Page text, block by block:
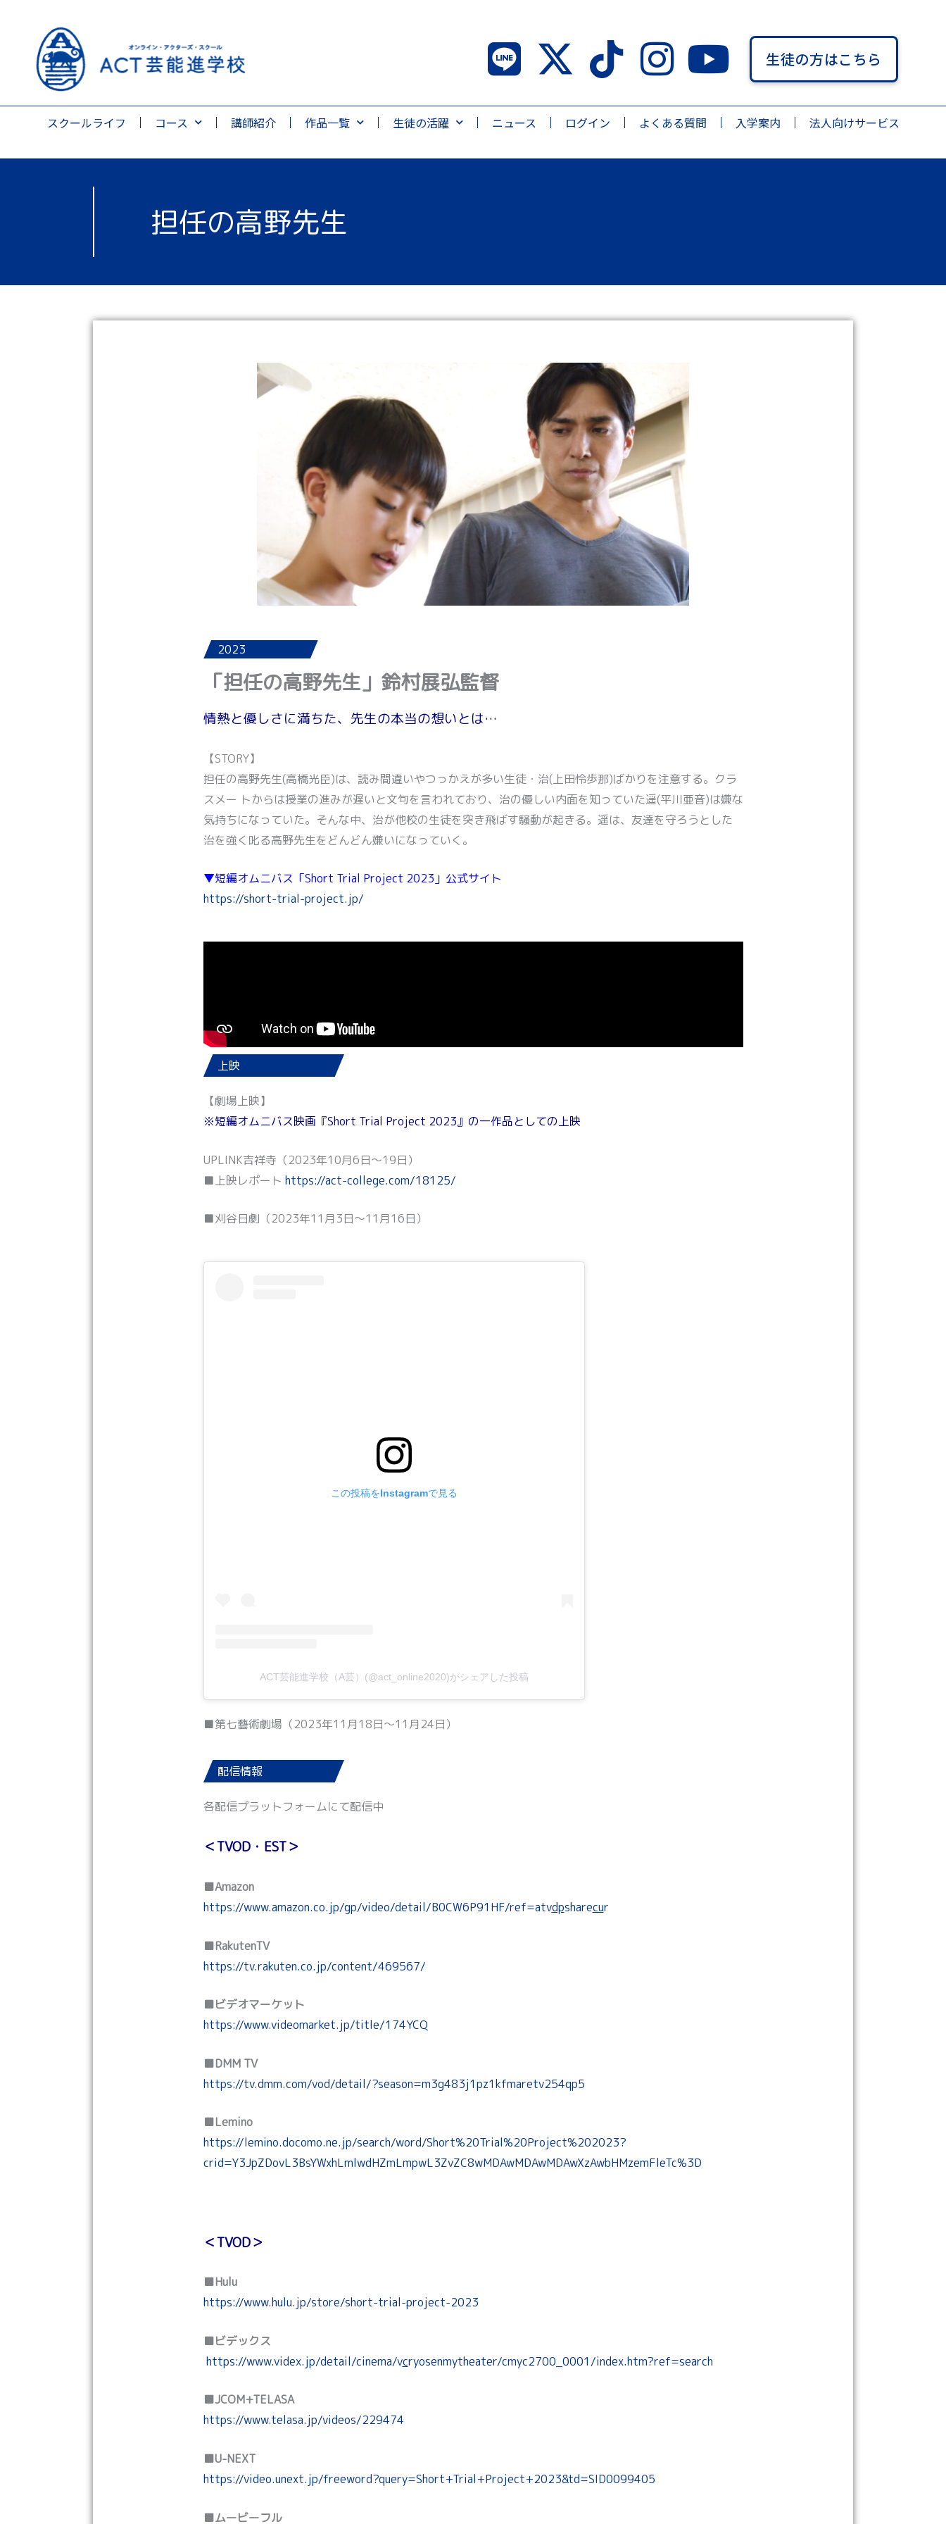
生徒の方はこちら
スクールライフ コース 講師紹介 作品一覧 生徒の活躍 ニュース ログイン よくある質問 入学案内 法人向けサービス
担任の高野先生
2023
「担任の高野先生」鈴村展弘監督
情熱と優しさに満ちた、先生の本当の想いとは…
【STORY】
担任の高野先生(高橋光臣)は、読み間違いやつっかえが多い生徒・治(上田怜歩那)ばかりを注意する。クラ
スメー トからは授業の進みが遅いと文句を言われており、治の優しい内面を知っていた遥(平川亜音)は嫌な
気持ちになっていた。そんな中、治が他校の生徒を突き飛ばす騒動が起きる。遥は、友達を守ろうとした
治を強く叱る高野先生をどんどん嫌いになっていく。
▼短編オムニバス「Short Trial Project 2023」公式サイト
https://short-trial-project.jp/
上映
【劇場上映】
※短編オムニバス映画『Short Trial Project 2023』の一作品としての上映
UPLINK吉祥寺（2023年10月6日〜19日）
■上映レポート https://act-college.com/18125/
■刈谷日劇（2023年11月3日〜11月16日）
この投稿をInstagramで見る
ACT芸能進学校（A芸）(@act_online2020)がシェアした投稿
■第七藝術劇場（2023年11月18日〜11月24日）
配信情報
各配信プラットフォームにて配信中
＜TVOD・EST＞
■Amazon
https://www.amazon.co.jp/gp/video/detail/B0CW6P91HF/ref=atvdpsharecur
■RakutenTV
https://tv.rakuten.co.jp/content/469567/
■ビデオマーケット
https://www.videomarket.jp/title/174YCQ
■DMM TV
https://tv.dmm.com/vod/detail/?season=m3g483j1pz1kfmaretv254qp5
■Lemino
https://lemino.docomo.ne.jp/search/word/Short%20Trial%20Project%202023?
crid=Y3JpZDovL3BsYWxhLmlwdHZmLmpwL3ZvZC8wMDAwMDAwMDAwXzAwbHMzemFleTc%3D
＜TVOD＞
■Hulu
https://www.hulu.jp/store/short-trial-project-2023
■ビデックス
https://www.videx.jp/detail/cinema/vcryosenmytheater/cmyc2700_0001/index.htm?ref=search
■JCOM+TELASA
https://www.telasa.jp/videos/229474
■U-NEXT
https://video.unext.jp/freeword?query=Short+Trial+Project+2023&td=SID0099405
■ムービーフル